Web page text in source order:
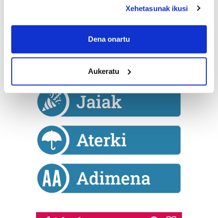
If you allow, we would also like to:
Collect information about your geographical
meters
Identify your device by actively scanning it for
specific characteristics (fingerprinting)
Find out more about how your personal data is processed
and set your preferences in thedetails section
Guk eta gure bazkideek zure datu pertsonalak
prozesatzen ditugu, zure IP zenbakia, besteak beste,
teknologia erabiliz, cookieak adibidez, iragarki eta eduki
pertsonalizatuak eskaintzeko, iragarkiak eta edukia
neurtzeko, jendeari buruzko informazioa biltzeko eta
produktuak garatzeko. Zure datuak nork eta zertarako
Xehetasunak ikusi
Dena onartu
Aukeratu